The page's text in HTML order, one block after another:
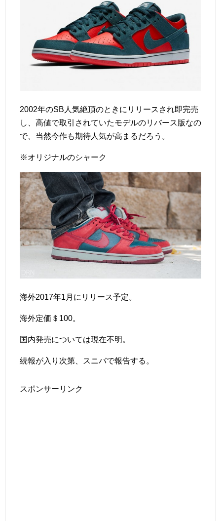
2002年のSB人気絶頂のときにリリースされ即完売
し、高値で取引されていたモデルのリバース版なの
で、当然今作も期待人気が高まるだろう。
※オリジナルのシャーク
海外2017年1月にリリース予定。
海外定価＄100。
国内発売については現在不明。
続報が入り次第、スニバで報告する。
スポンサーリンク